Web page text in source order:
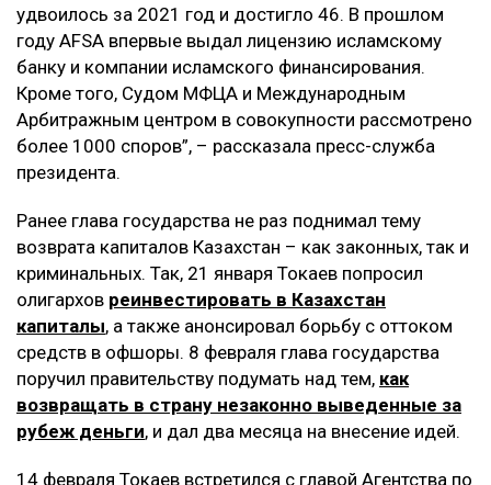
удвоилось за 2021 год и достигло 46. В прошлом
году AFSA впервые выдал лицензию исламскому
банку и компании исламского финансирования.
Кроме того, Судом МФЦА и Международным
Арбитражным центром в совокупности рассмотрено
более 1000 споров”, – рассказала пресс-служба
президента.
Ранее глава государства не раз поднимал тему
возврата капиталов Казахстан – как законных, так и
криминальных. Так, 21 января Токаев попросил
олигархов реинвестировать в Казахстан
капиталы, а также анонсировал борьбу с оттоком
средств в офшоры. 8 февраля глава государства
поручил правительству подумать над тем, как
возвращать в страну незаконно выведенные за
рубеж деньги, и дал два месяца на внесение идей.
14 февраля Токаев встретился с главой Агентства по